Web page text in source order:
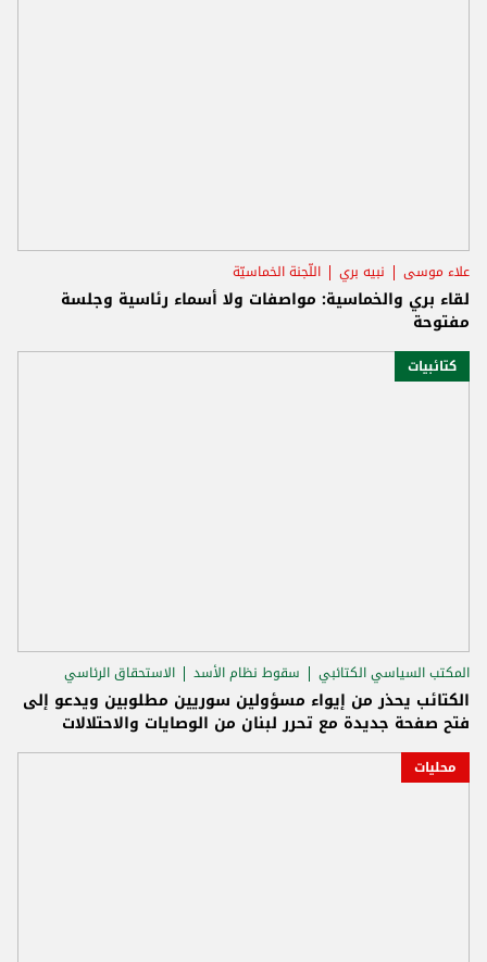
علاء موسى نبيه بري اللّجنة الخماسيّة
لقاء بري والخماسية: مواصفات ولا أسماء رئاسية وجلسة
مفتوحة
كتائبيات
المكتب السياسي الكتائبي سقوط نظام الأسد الاستحقاق الرئاسي
الكتائب يحذر من إيواء مسؤولين سوريين مطلوبين ويدعو إلى
فتح صفحة جديدة مع تحرر لبنان من الوصايات والاحتلالات
محليات